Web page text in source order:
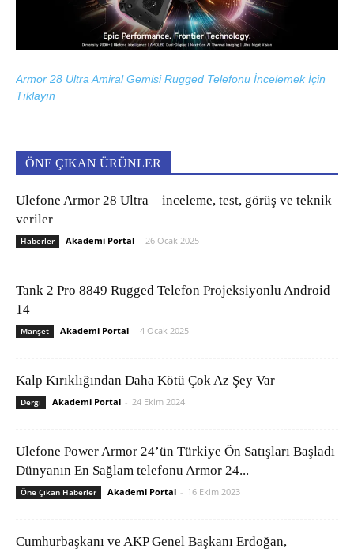
Armor 28 Ultra Amiral Gemisi Rugged Telefonu İncelemek İçin
Tıklayın
ÖNE ÇIKAN ÜRÜNLER
Ulefone Armor 28 Ultra – inceleme, test, görüş ve teknik
veriler
Haberler Akademi Portal - 26 Ocak 2025
Tank 2 Pro 8849 Rugged Telefon Projeksiyonlu Android
14
Manşet Akademi Portal - 4 Ocak 2025
Kalp Kırıklığından Daha Kötü Çok Az Şey Var
Dergi Akademi Portal - 24 Ekim 2024
Ulefone Power Armor 24’ün Türkiye Ön Satışları Başladı
Dünyanın En Sağlam telefonu Armor 24...
Öne Çıkan Haberler Akademi Portal - 16 Ekim 2023
Cumhurbaşkanı ve AKP Genel Başkanı Erdoğan,